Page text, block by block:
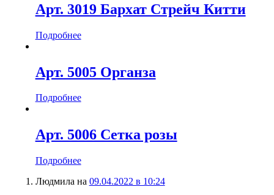
Арт. 3019 Бархат Стрейч Китти
Подробнее
Арт. 5005 Органза
Подробнее
Арт. 5006 Сетка розы
Подробнее
Людмила на 09.04.2022 в 10:24